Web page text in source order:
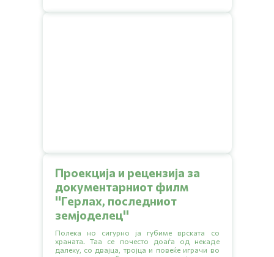
Проекција и рецензија за
документарниот филм
''Герлах, последниот
земјоделец''
Полека но сигурно ја губиме врската со
храната. Таа се почесто доаѓа од некаде
далеку, со двајца, тројца и повеќе играчи во